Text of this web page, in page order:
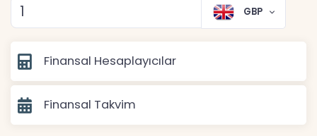
GBP
Finansal Hesaplayıcılar
Finansal Takvim